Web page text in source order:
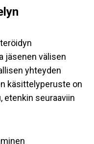
jäsenen välisen
yhteyden
käsittelyperuste on
etenkin seuraaviin